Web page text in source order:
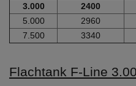
3.000
2400
5.000
2960
7.500
3340
Flachtank F-Line